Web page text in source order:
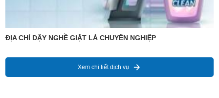
ĐỊA CHỈ DẬY NGHỀ GIẶT LÀ CHUYÊN NGHIỆP
Xem chi tiết dịch vụ